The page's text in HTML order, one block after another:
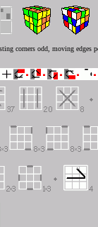
corners odd, moving edges